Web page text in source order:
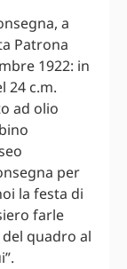
a
Patrona
1922: in
24 c.m.
ad olio
per
la festa di
farle
quadro al